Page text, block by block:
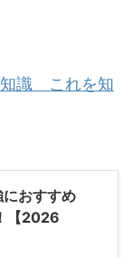
知識 これを知
おすすめ
【2026